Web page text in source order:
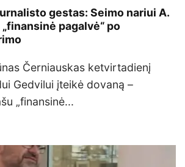
gestas: Seimo nariui A.
pagalvė“ po
Černiauskas ketvirtadienį
Gedvilui įteikė dovaną –
„finansinė...